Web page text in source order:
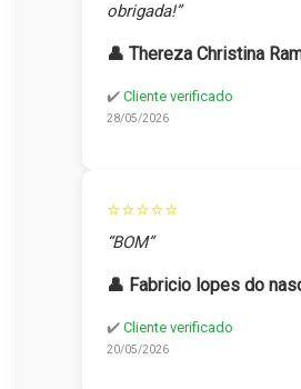
obrigada!”
👤 Thereza Christina
✔️ Cliente verificado
28/05/2026
⭐⭐⭐⭐⭐
“BOM”
👤 Fabricio lopes do
✔️ Cliente verificado
20/05/2026